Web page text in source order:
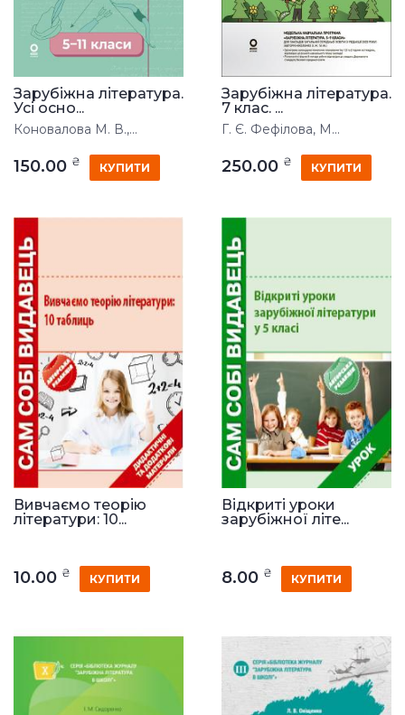
Зарубіжна література.
Усі осно...
Коновалова М. В.,...
150.00 ₴ КУПИТИ
Зарубіжна література.
7 клас. ...
Г. Є. Фефілова, М...
250.00 ₴ КУПИТИ
Вивчаємо теорію
літератури: 10...
10.00 ₴ КУПИТИ
Відкриті уроки
зарубіжної літе...
8.00 ₴ КУПИТИ